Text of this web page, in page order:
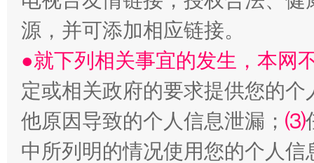
受贿1.44亿！段成刚被判无期 从幼
源，并可添加相应链接。
●就下列相关事宜的发生，本网
定或相关政府的要求提供您的个
他原因导致的个人信息泄漏； ⑶
中所列明的情况使用您的个人